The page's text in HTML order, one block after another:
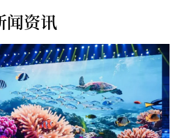
闻资讯